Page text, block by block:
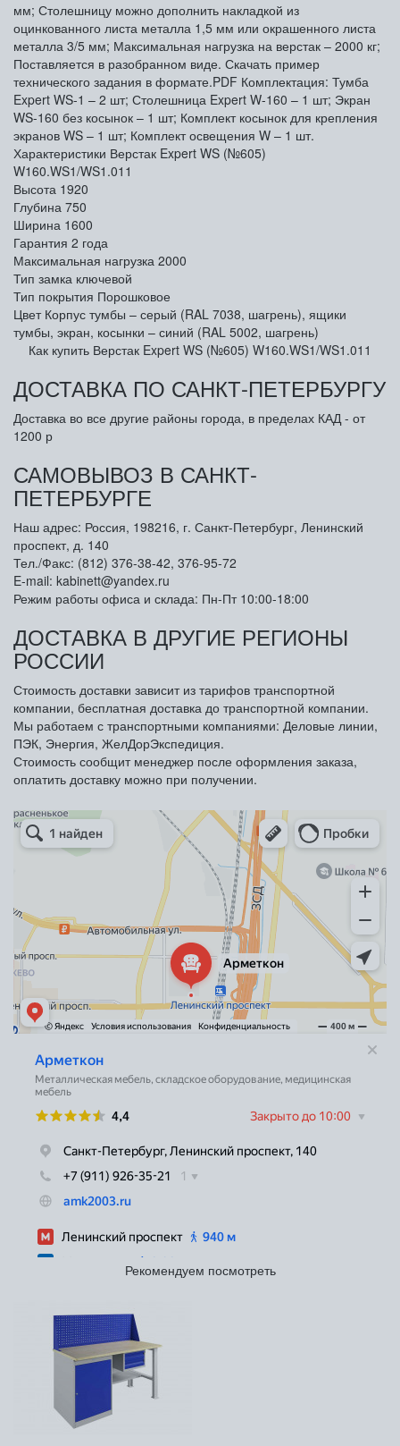
мм; Столешницу можно дополнить накладкой из
оцинкованного листа металла 1,5 мм или окрашенного листа
металла 3/5 мм; Максимальная нагрузка на верстак – 2000 кг;
Поставляется в разобранном виде. Скачать пример
технического задания в формате.PDF Комплектация: Тумба
Expert WS-1 – 2 шт; Столешница Expert W-160 – 1 шт; Экран
WS-160 без косынок – 1 шт; Комплект косынок для крепления
экранов WS – 1 шт; Комплект освещения W – 1 шт.
Характеристики Верстак Expert WS (№605)
W160.WS1/WS1.011
Высота 1920
Глубина 750
Ширина 1600
Гарантия 2 года
Максимальная нагрузка 2000
Тип замка ключевой
Тип покрытия Порошковое
Цвет Корпус тумбы – серый (RAL 7038, шагрень), ящики
тумбы, экран, косынки – синий (RAL 5002, шагрень)
Как купить Верстак Expert WS (№605) W160.WS1/WS1.011
ДОСТАВКА ПО САНКТ-ПЕТЕРБУРГУ
Доставка во все другие районы города, в пределах КАД - от
1200 р
САМОВЫВОЗ В САНКТ-
ПЕТЕРБУРГЕ
Наш адрес: Россия, 198216, г. Санкт-Петербург, Ленинский
проспект, д. 140
Тел./Факс: (812) 376-38-42, 376-95-72
E-mail: kabinett@yandex.ru
Режим работы офиса и склада: Пн-Пт 10:00-18:00
ДОСТАВКА В ДРУГИЕ РЕГИОНЫ
РОССИИ
Стоимость доставки зависит из тарифов транспортной
компании, бесплатная доставка до транспортной компании.
Мы работаем с транспортными компаниями: Деловые линии,
ПЭК, Энергия, ЖелДорЭкспедиция.
Стоимость сообщит менеджер после оформления заказа,
оплатить доставку можно при получении.
Арметкон
Металлическая мебель в Санкт‑Петербурге
Торговое оборудование в Санкт‑Петербурге
Рекомендуем посмотреть